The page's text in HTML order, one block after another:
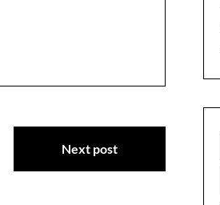
Next post